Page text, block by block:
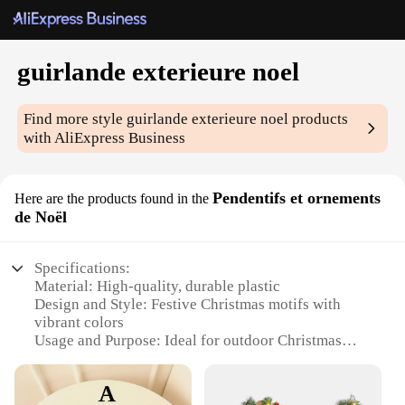
guirlande exterieure noel
Find more style guirlande exterieure noel products
with AliExpress Business
Here are the products found in the Pendentifs et ornements
de Noël
Specifications:
Material: High-quality, durable plastic
Design and Style: Festive Christmas motifs with
vibrant colors
Usage and Purpose: Ideal for outdoor Christmas
Shape and Size: Long, flexible strands for easy
installation